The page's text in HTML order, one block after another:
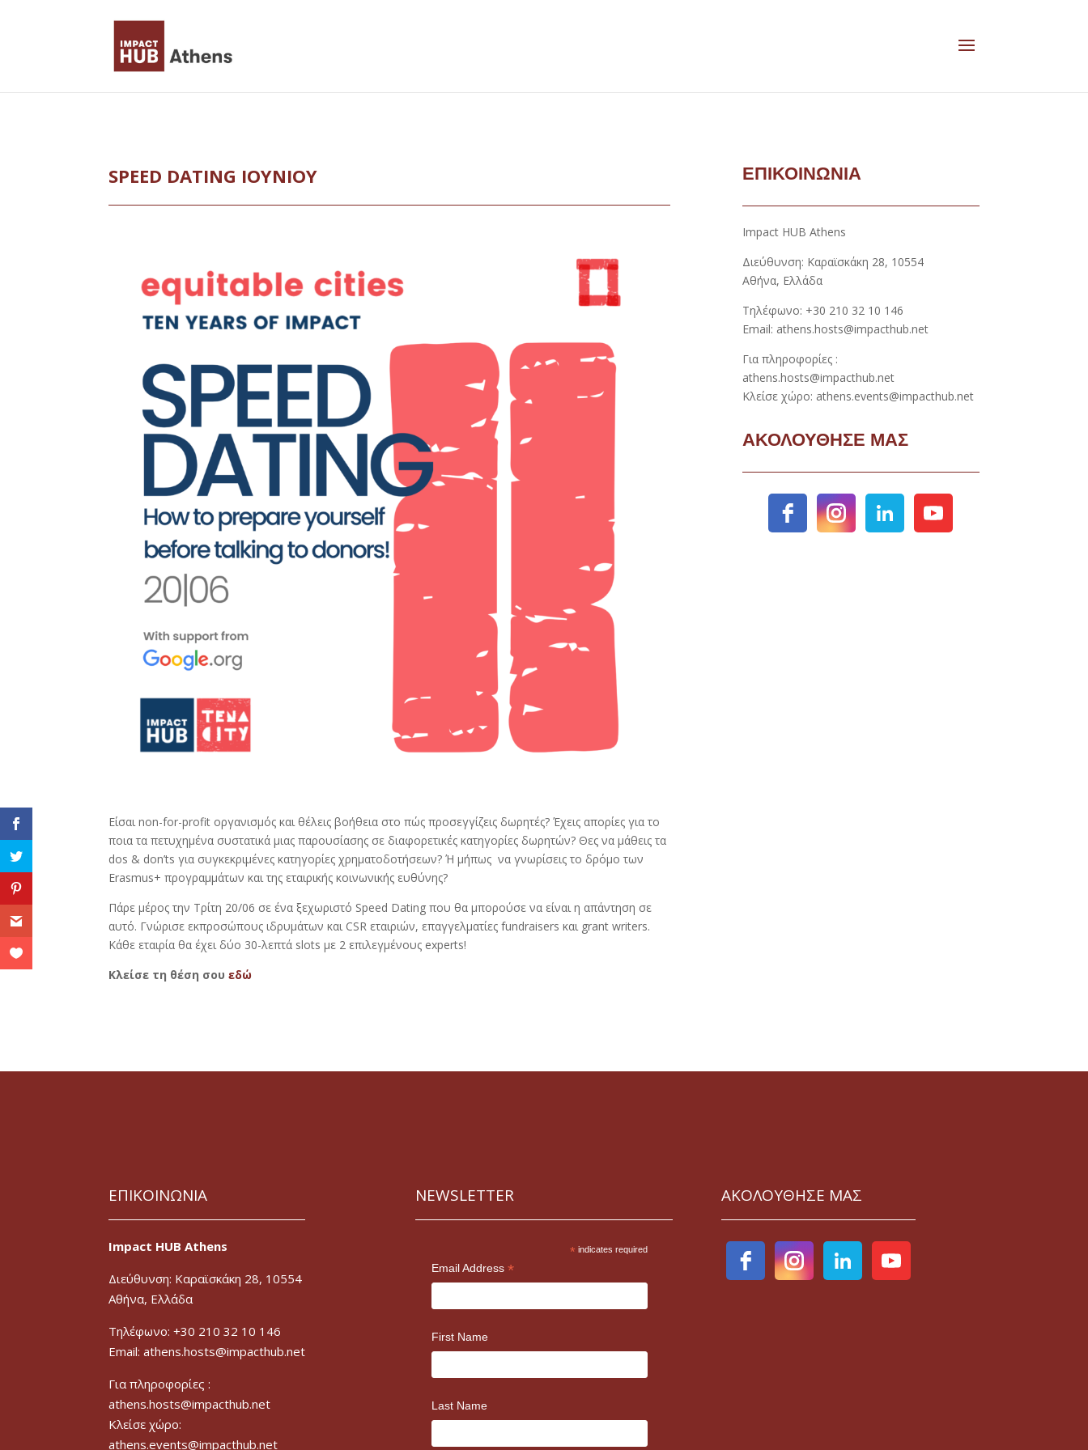
SPEED DATING ΙΟΥΝΊΟΥ
Είσαι non-for-profit οργανισμός και θέλεις βοήθεια στο πώς προσεγγίζεις δωρητές? Έχεις απορίες για το
ποια τα πετυχημένα συστατικά μιας παρουσίασης σε διαφορετικές κατηγορίες δωρητών? Θες να μάθεις τα
dos & don’ts για συγκεκριμένες κατηγορίες χρηματοδοτήσεων? Ή μήπως να γνωρίσεις το δρόμο των
Εrasmus+ προγραμμάτων και της εταιρικής κοινωνικής ευθύνης?
Πάρε μέρος την Τρίτη 20/06 σε ένα ξεχωριστό Speed Dating που θα μπορούσε να είναι η απάντηση σε
αυτό. Γνώρισε εκπροσώπους ιδρυμάτων και CSR εταιριών, επαγγελματίες fundraisers και grant writers.
Κάθε εταιρία θα έχει δύο 30-λεπτά slots με 2 επιλεγμένους experts!
Kλείσε τη θέση σουεδώ
ΕΠΙΚΟΙΝΩΝΙΑ
Impact HUB Athens
Διεύθυνση: Καραϊσκάκη 28, 10554
Αθήνα, Ελλάδα
Τηλέφωνο: +30 210 32 10 146
Email: athens.hosts@impacthub.net
Για πληροφορίες :
athens.hosts@impacthub.net
Κλείσε χώρο: athens.events@impacthub.net
ΑΚΟΛΟΥΘΗΣΕ ΜΑΣ
ΕΠΙΚΟΙΝΩΝΙΑ
Impact HUB Athens
Διεύθυνση: Καραϊσκάκη 28, 10554
Αθήνα, Ελλάδα
Τηλέφωνο: +30 210 32 10 146
Email: athens.hosts@impacthub.net
Για πληροφορίες :
athens.hosts@impacthub.net
Κλείσε χώρο:
athens.events@impacthub.net
NEWSLETTER
* indicates required
Email Address *
First Name
Last Name
ΑΚΟΛΟΥΘΗΣΕ ΜΑΣ